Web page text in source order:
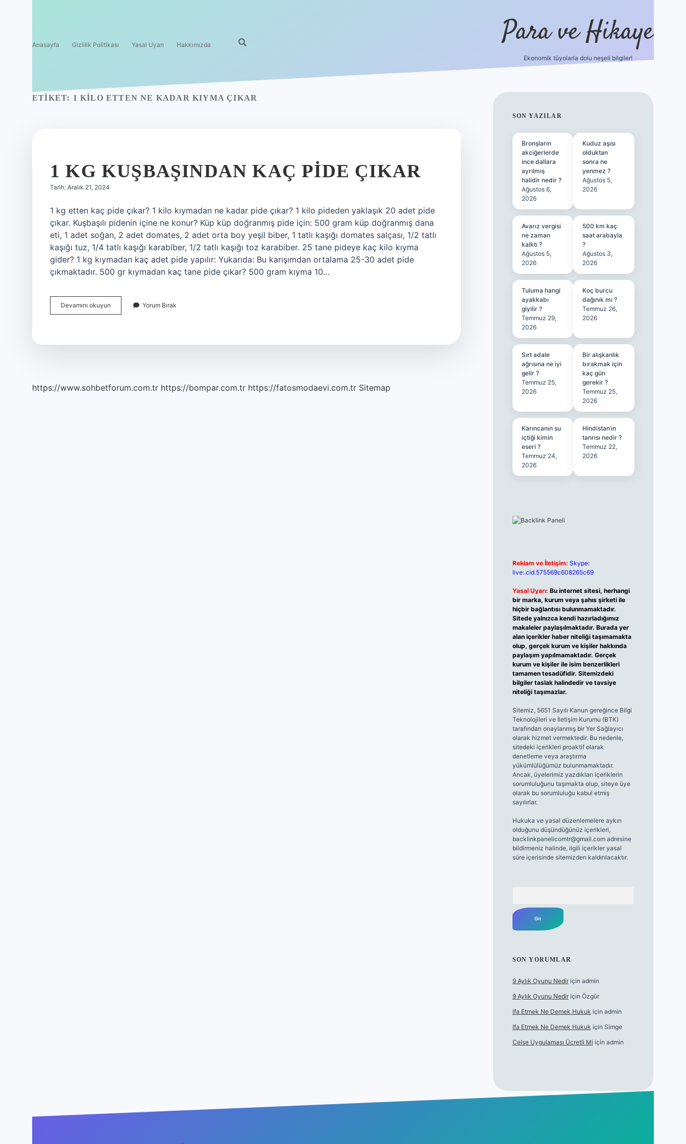
Anasayfa Gizlilik Politikası Yasal Uyarı Hakkımızda Para ve Hikaye
Ekonomik tüyolarla dolu neşeli bilgiler!
ETIKET: 1 KILO ETTEN NE KADAR KIYMA ÇIKAR
1 KG KUŞBAŞINDAN KAÇ PIDE ÇIKAR
Tarih: Aralık 21, 2024
1 kg etten kaç pide çıkar? 1 kilo kıymadan ne kadar pide çıkar? 1 kilo pideden yaklaşık 20 adet pide
çıkar. Kuşbaşılı pidenin içine ne konur? Küp küp doğranmış pide için: 500 gram küp doğranmış dana
eti, 1 adet soğan, 2 adet domates, 2 adet orta boy yeşil biber, 1 tatlı kaşığı domates salçası, 1/2 tatlı
kaşığı tuz, 1/4 tatlı kaşığı karabiber, 1/2 tatlı kaşığı toz karabiber. 25 tane pideye kaç kilo kıyma
gider? 1 kg kıymadan kaç adet pide yapılır: Yukarıda: Bu karışımdan ortalama 25-30 adet pide
çıkmaktadır. 500 gr kıymadan kaç tane pide çıkar? 500 gram kıyma 10…
Devamını okuyun
Kg
Yorum Bırak
https://www.sohbetforum.com.tr https://bompar.com.tr https://fatosmodaevi.com.tr Sitemap
SIDEBAR
SON YAZILAR
Bronşların
akciğerlerde
ince dallara
ayrılmış
halidir nedir ?
Ağustos 6,
2026
Kuduz aşısı
olduktan
sonra ne
yenmez ?
Ağustos 5,
2026
Avarız vergisi
ne zaman
kalktı ?
Ağustos 5,
2026
500 km kaç
saat arabayla
?
Ağustos 3,
2026
Tuluma hangi
ayakkabı
giyilir ?
Temmuz 29,
2026
Koç burcu
dağınık mı ?
Temmuz 26,
2026
Sırt adale
ağrısına ne iyi
gelir ?
Temmuz 25,
2026
Bir alışkanlık
bırakmak için
kaç gün
gerekir ?
Temmuz 25,
2026
Karıncanın su
içtiği kimin
eseri ?
Temmuz 24,
2026
Hindistan’ın
tanrısı nedir ?
Temmuz 22,
2026
Reklam ve İletişim: Skype:
live:.cid.575569c608265c69
Yasal Uyarı: Bu internet sitesi, herhangi
bir marka, kurum veya şahıs şirketi ile
hiçbir bağlantısı bulunmamaktadır.
Sitede yalnızca kendi hazırladığımız
makaleler paylaşılmaktadır. Burada yer
alan içerikler haber niteliği taşımamakta
olup, gerçek kurum ve kişiler hakkında
paylaşım yapılmamaktadır. Gerçek
kurum ve kişiler ile isim benzerlikleri
tamamen tesadüfidir. Sitemizdeki
bilgiler taslak halindedir ve tavsiye
niteliği taşımazlar.
Sitemiz, 5651 Sayılı Kanun gereğince Bilgi
Teknolojileri ve İletişim Kurumu (BTK)
tarafından onaylanmış bir Yer Sağlayıcı
olarak hizmet vermektedir. Bu nedenle,
sitedeki içerikleri proaktif olarak
denetleme veya araştırma
yükümlülüğümüz bulunmamaktadır.
Ancak, üyelerimiz yazdıkları içeriklerin
sorumluluğunu taşımakta olup, siteye üye
olarak bu sorumluluğu kabul etmiş
sayılırlar.
Hukuka ve yasal düzenlemelere aykırı
olduğunu düşündüğünüz içerikleri,
backlinkpanelicomtr@gmail.comadresine
bildirmeniz halinde, ilgili içerikler yasal
süre içerisinde sitemizden kaldırılacaktır.
SON YORUMLAR
9 Aylık Oyunu Nediriçin admin
9 Aylık Oyunu Nediriçin Özgür
Ifa Etmek Ne Demek Hukuk için admin
Ifa Etmek Ne Demek Hukuk için Simge
Celse Uygulaması Ücretli Mi için admin
hiltonbet